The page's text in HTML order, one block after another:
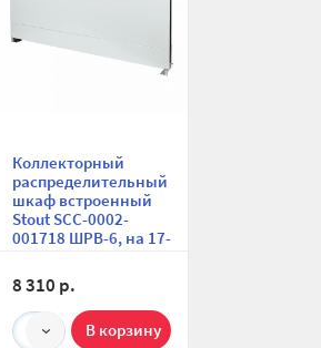
Коллекторный
распределительный
шкаф встроенный
Stout SCC-0002-
001718 ШРВ-6, на 17-
выходов,
670х125х1196 мм
8 310 р.
1